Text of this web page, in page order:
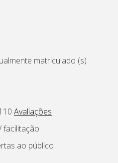
matriculado (s)
Avaliações
facilitação
ao público